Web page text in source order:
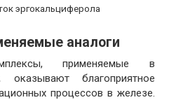
эргокальциферола
аналоги
применяемые в
оказывают благоприятное
процессов в железе.